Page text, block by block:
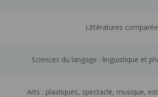
Littératures
Sciences du langage : linguistique et
Arts : plastiques, spectacle, musique,